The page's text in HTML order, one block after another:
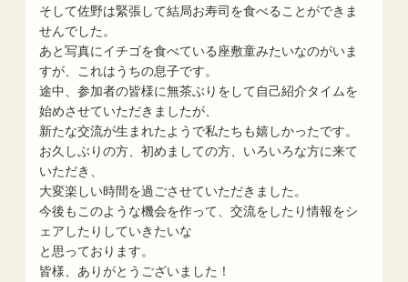
そして佐野は緊張して結局お寿司を食べることができま
せんでした。
あと写真にイチゴを食べている座敷童みたいなのがいま
すが、これはうちの息子です。
途中、参加者の皆様に無茶ぶりをして自己紹介タイムを
始めさせていただきましたが、
新たな交流が生まれたようで私たちも嬉しかったです。
お久しぶりの方、初めましての方、いろいろな方に来て
いただき、
大変楽しい時間を過ごさせていただきました。
今後もこのような機会を作って、交流をしたり情報をシ
ェアしたりしていきたいな
と思っております。
皆様、ありがとうございました！